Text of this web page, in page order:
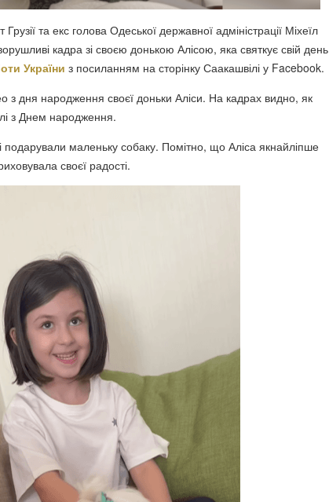
та екс голова Одеської державної адміністрації Міхеїл
кадра зі своєю донькою Алісою, яка святкує свій день
України з посиланням на сторінку Саакашвілі у Facebook.
з дня народження своєї доньки Аліси. На кадрах видно, як
з Днем народження.
подарували маленьку собаку. Помітно, що Аліса якнайліпше
своєї радості.